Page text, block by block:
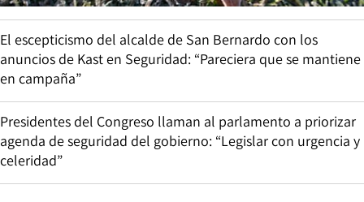
El escepticismo del alcalde de San Bernardo con los
anuncios de Kast en Seguridad: “Pareciera que se mantiene
en campaña”
Presidentes del Congreso llaman al parlamento a priorizar
agenda de seguridad del gobierno: “Legislar con urgencia y
celeridad”